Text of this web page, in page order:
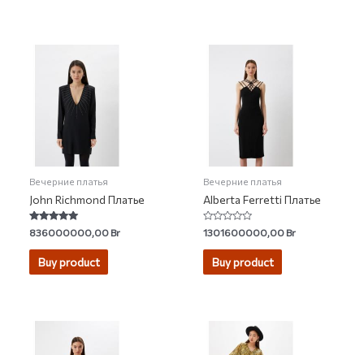
Вечерние платья
John Richmond Платье
Rated
5.00
out of 5
836000000,00Br
Buy product
Вечерние платья
Alberta Ferretti Платье
Rated
0
out
1301600000,00Br
Buy product